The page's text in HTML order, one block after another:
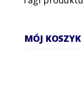
MÓJ KOSZYK